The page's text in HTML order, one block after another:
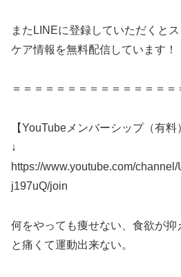
またLINEに登録していただくと
ケア情報を無料配信しています！
＝＝＝＝＝＝＝＝＝＝＝＝＝＝＝
【YouTubeメンバーシップ（有料
↓
https://www.youtube.com/
j197uQ/join
何をやっても痩せない、食欲が
と痛くて運動出来ない。